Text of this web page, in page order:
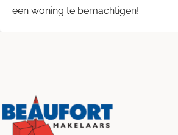
een woning te bemachtigen!